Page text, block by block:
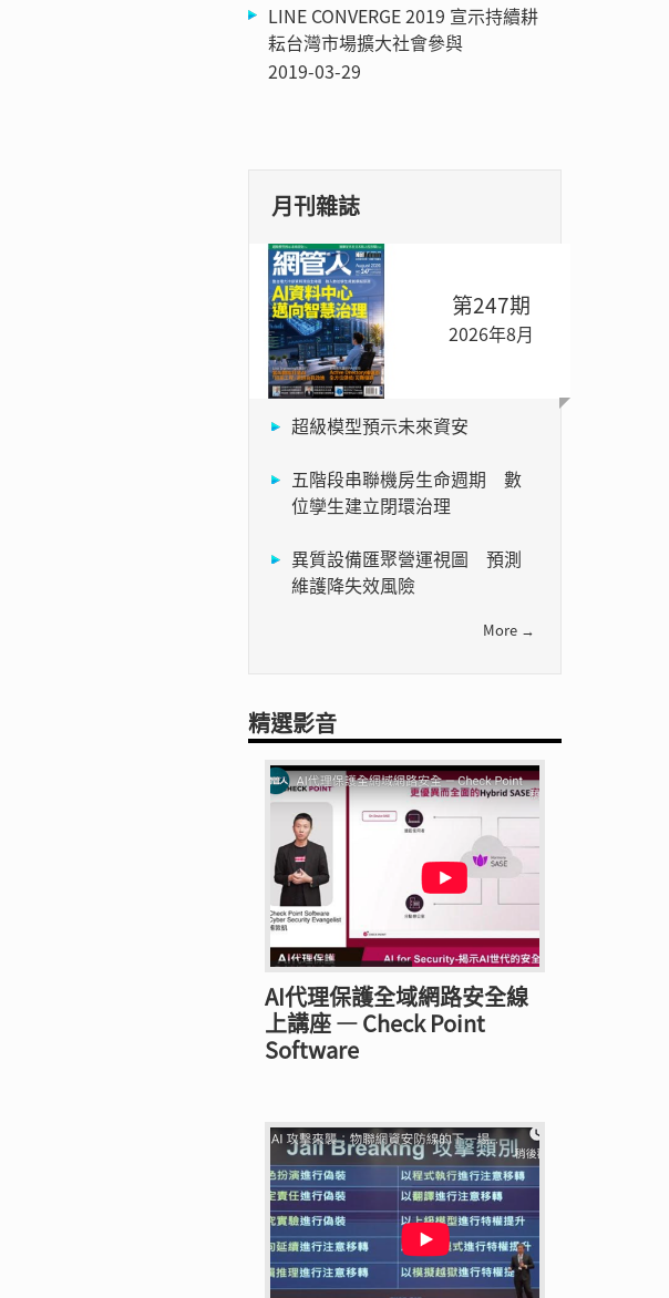
LINE CONVERGE 2019 宣示持續耕
耘台灣市場擴大社會參與
2019-03-29
月刊雜誌
第247期
2026年8月
超級模型預示未來資安
五階段串聯機房生命週期 數
位孿生建立閉環治理
異質設備匯聚營運視圖 預測
維護降失效風險
More →
精選影音
AI代理保護全域網路安全線
上講座 — Check Point
Software